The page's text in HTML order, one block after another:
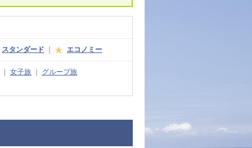
スタンダード エコノミー
女子旅
グループ旅